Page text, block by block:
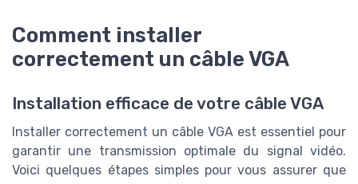
Comment installer
correctement un câble VGA
Installation efficace de votre câble VGA
Installer correctement un câble VGA est essentiel pour
garantir une transmission optimale du signal vidéo.
Voici quelques étapes simples pour vous assurer que